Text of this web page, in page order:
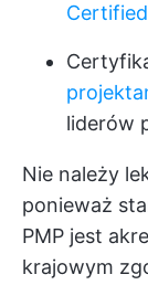
liderów
Nie należy
ponieważ
PMP jest
krajowym